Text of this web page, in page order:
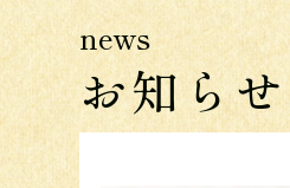
news
お知らせ